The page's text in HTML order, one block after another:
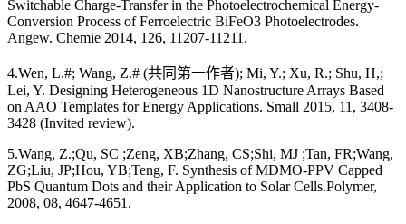
Switchable Charge-Transfer in the Photoelectrochemical Energy-
Conversion Process of Ferroelectric BiFeO3 Photoelectrodes.
Angew. Chemie 2014, 126, 11207-11211.
4.Wen, L.#; Wang, Z.# (共同第一作者); Mi, Y.; Xu, R.; Shu, H,;
Lei, Y. Designing Heterogeneous 1D Nanostructure Arrays Based
on AAO Templates for Energy Applications. Small 2015, 11, 3408-
3428 (Invited review).
5.Wang, Z.;Qu, SC ;Zeng, XB;Zhang, CS;Shi, MJ ;Tan, FR;Wang,
ZG;Liu, JP;Hou, YB;Teng, F. Synthesis of MDMO-PPV Capped
PbS Quantum Dots and their Application to Solar Cells.Polymer,
2008, 08, 4647-4651.